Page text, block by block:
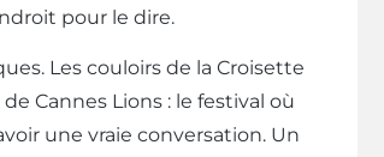
pour le dire.
Les couloirs de la Croisette
Cannes Lions : le festival où
une vraie conversation. Un